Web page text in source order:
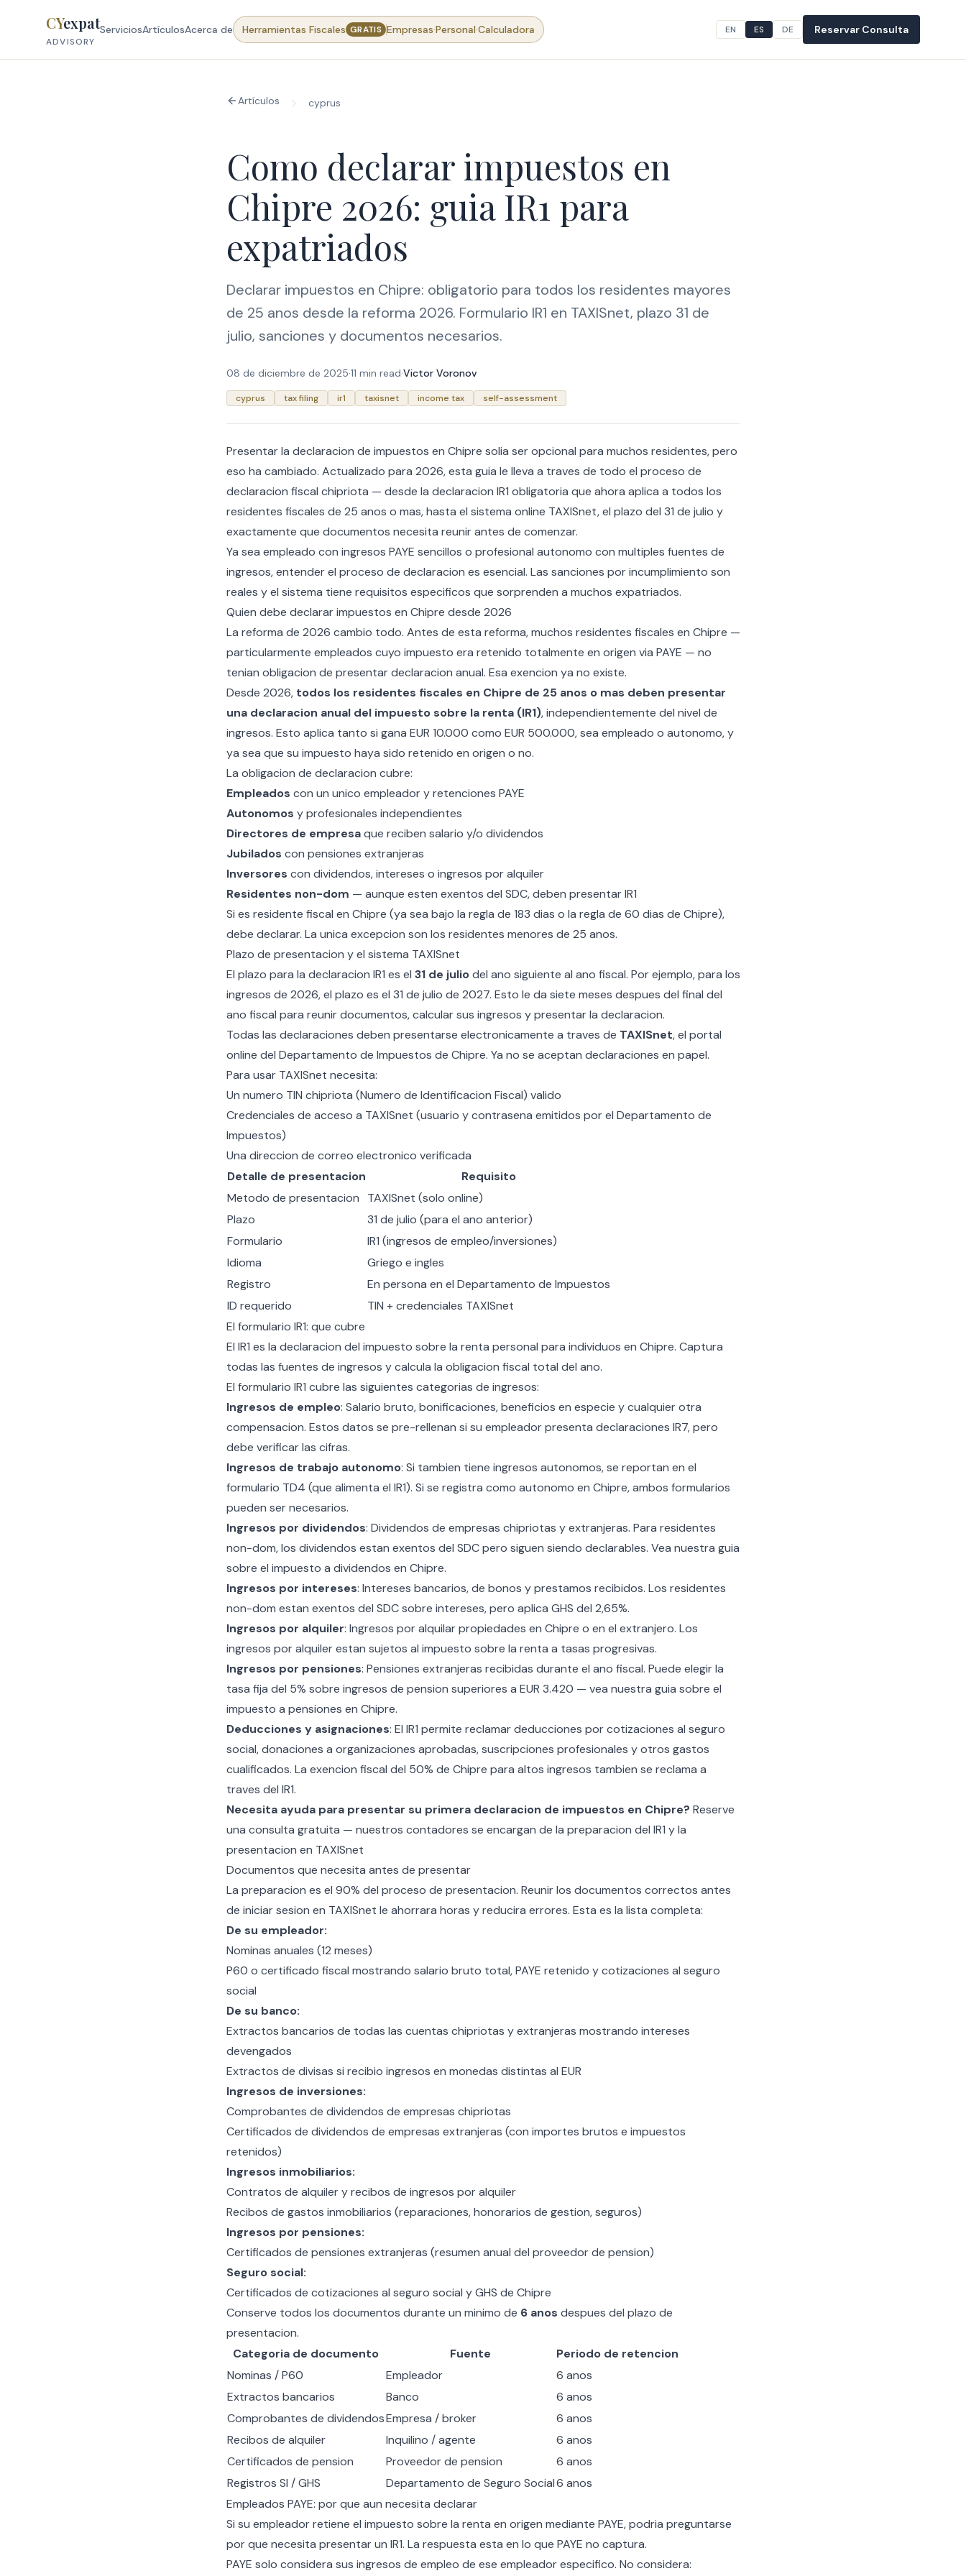
CYexpat
ADVISORY
ServiciosArtículosAcerca de Herramientas Fiscales GRATIS Empresas·Personal·Calculadora EN ES DE Reservar Consulta
Artículos cyprus
Como declarar impuestos en
Chipre 2026: guia IR1 para
expatriados
Declarar impuestos en Chipre: obligatorio para todos los residentes mayores
de 25 anos desde la reforma 2026. Formulario IR1 en TAXISnet, plazo 31 de
julio, sanciones y documentos necesarios.
08 de diciembre de 2025·11 min read·Victor Voronov
cyprus tax filing ir1 taxisnet income tax self-assessment
Presentar la declaracion de impuestos en Chipre solia ser opcional para muchos residentes, pero
eso ha cambiado. Actualizado para 2026, esta guia le lleva a traves de todo el proceso de
declaracion fiscal chipriota — desde la declaracion IR1 obligatoria que ahora aplica a todos los
residentes fiscales de 25 anos o mas, hasta el sistema online TAXISnet, el plazo del 31 de julio y
exactamente que documentos necesita reunir antes de comenzar.
Ya sea empleado con ingresos PAYE sencillos o profesional autonomo con multiples fuentes de
ingresos, entender el proceso de declaracion es esencial. Las sanciones por incumplimiento son
reales y el sistema tiene requisitos especificos que sorprenden a muchos expatriados.
Quien debe declarar impuestos en Chipre desde 2026
La reforma de 2026 cambio todo. Antes de esta reforma, muchos residentes fiscales en Chipre —
particularmente empleados cuyo impuesto era retenido totalmente en origen via PAYE — no
tenian obligacion de presentar declaracion anual. Esa exencion ya no existe.
Desde 2026, todos los residentes fiscales en Chipre de 25 anos o mas deben presentar
una declaracion anual del impuesto sobre la renta (IR1), independientemente del nivel de
ingresos. Esto aplica tanto si gana EUR 10.000 como EUR 500.000, sea empleado o autonomo, y
ya sea que su impuesto haya sido retenido en origen o no.
La obligacion de declaracion cubre:
Empleados con un unico empleador y retenciones PAYE
Autonomos y profesionales independientes
Directores de empresaque reciben salario y/o dividendos
Jubilados con pensiones extranjeras
Inversores con dividendos, intereses o ingresos por alquiler
Residentes non-dom — aunque esten exentos del SDC, deben presentar IR1
Si es residente fiscal en Chipre (ya sea bajo la regla de 183 dias o la regla de 60 dias de Chipre),
debe declarar. La unica excepcion son los residentes menores de 25 anos.
Plazo de presentacion y el sistema TAXISnet
El plazo para la declaracion IR1 es el 31 de juliodel ano siguiente al ano fiscal. Por ejemplo, para los
ingresos de 2026, el plazo es el 31 de julio de 2027. Esto le da siete meses despues del final del
ano fiscal para reunir documentos, calcular sus ingresos y presentar la declaracion.
Todas las declaraciones deben presentarse electronicamente a traves de TAXISnet, el portal
online del Departamento de Impuestos de Chipre. Ya no se aceptan declaraciones en papel.
Para usar TAXISnet necesita:
Un numero TIN chipriota (Numero de Identificacion Fiscal) valido
Credenciales de acceso a TAXISnet (usuario y contrasena emitidos por el Departamento de
Impuestos)
Una direccion de correo electronico verificada
Detalle de presentacion
Requisito
Metodo de presentacion
TAXISnet (solo online)
Plazo
31 de julio (para el ano anterior)
Formulario
IR1 (ingresos de empleo/inversiones)
Idioma
Griego e ingles
Registro
En persona en el Departamento de Impuestos
ID requerido
TIN + credenciales TAXISnet
El formulario IR1: que cubre
El IR1 es la declaracion del impuesto sobre la renta personal para individuos en Chipre. Captura
todas las fuentes de ingresos y calcula la obligacion fiscal total del ano.
El formulario IR1 cubre las siguientes categorias de ingresos:
Ingresos de empleo: Salario bruto, bonificaciones, beneficios en especie y cualquier otra
compensacion. Estos datos se pre-rellenan si su empleador presenta declaraciones IR7, pero
debe verificar las cifras.
Ingresos de trabajo autonomo: Si tambien tiene ingresos autonomos, se reportan en el
formulario TD4 (que alimenta el IR1). Si se registra como autonomo en Chipre, ambos formularios
pueden ser necesarios.
Ingresos por dividendos: Dividendos de empresas chipriotas y extranjeras. Para residentes
non-dom, los dividendos estan exentos del SDC pero siguen siendo declarables. Vea nuestra guia
sobre el impuesto a dividendos en Chipre.
Ingresos por intereses: Intereses bancarios, de bonos y prestamos recibidos. Los residentes
non-dom estan exentos del SDC sobre intereses, pero aplica GHS del 2,65%.
Ingresos por alquiler: Ingresos por alquilar propiedades en Chipre o en el extranjero. Los
ingresos por alquiler estan sujetos al impuesto sobre la renta a tasas progresivas.
Ingresos por pensiones: Pensiones extranjeras recibidas durante el ano fiscal. Puede elegir la
tasa fija del 5% sobre ingresos de pension superiores a EUR 3.420 — vea nuestra guia sobre el
impuesto a pensiones en Chipre.
Deducciones y asignaciones: El IR1 permite reclamar deducciones por cotizaciones al seguro
social, donaciones a organizaciones aprobadas, suscripciones profesionales y otros gastos
cualificados. La exencion fiscal del 50% de Chipre para altos ingresos tambien se reclama a
traves del IR1.
Necesita ayuda para presentar su primera declaracion de impuestos en Chipre? Reserve
una consulta gratuita — nuestros contadores se encargan de la preparacion del IR1 y la
presentacion en TAXISnet
Documentos que necesita antes de presentar
La preparacion es el 90% del proceso de presentacion. Reunir los documentos correctos antes
de iniciar sesion en TAXISnet le ahorrara horas y reducira errores. Esta es la lista completa:
De su empleador:
Nominas anuales (12 meses)
P60 o certificado fiscal mostrando salario bruto total, PAYE retenido y cotizaciones al seguro
social
De su banco:
Extractos bancarios de todas las cuentas chipriotas y extranjeras mostrando intereses
devengados
Extractos de divisas si recibio ingresos en monedas distintas al EUR
Ingresos de inversiones:
Comprobantes de dividendos de empresas chipriotas
Certificados de dividendos de empresas extranjeras (con importes brutos e impuestos
retenidos)
Ingresos inmobiliarios:
Contratos de alquiler y recibos de ingresos por alquiler
Recibos de gastos inmobiliarios (reparaciones, honorarios de gestion, seguros)
Ingresos por pensiones:
Certificados de pensiones extranjeras (resumen anual del proveedor de pension)
Seguro social:
Certificados de cotizaciones al seguro social y GHS de Chipre
Conserve todos los documentos durante un minimo de 6 anos despues del plazo de
presentacion.
Categoria de documento
Fuente
Periodo de retencion
Nominas / P60
Empleador
6 anos
Extractos bancarios
Banco
6 anos
Comprobantes de dividendosEmpresa / broker
6 anos
Recibos de alquiler
Inquilino / agente
6 anos
Certificados de pension
Proveedor de pension
6 anos
Registros SI / GHS
Departamento de Seguro Social6 anos
Empleados PAYE: por que aun necesita declarar
Si su empleador retiene el impuesto sobre la renta en origen mediante PAYE, podria preguntarse
por que necesita presentar un IR1. La respuesta esta en lo que PAYE no captura.
PAYE solo considera sus ingresos de empleo de ese empleador especifico. No considera: